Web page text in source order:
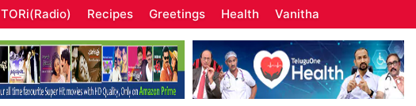
TORi(Radio) Recipes Greetings Health Vanitha